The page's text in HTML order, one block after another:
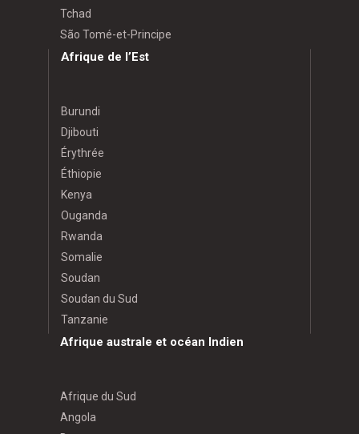
Tchad
São Tomé-et-Principe
Afrique de l’Est
Burundi
Djibouti
Érythrée
Éthiopie
Kenya
Ouganda
Rwanda
Somalie
Soudan
Soudan du Sud
Tanzanie
Afrique australe et océan Indien
Afrique du Sud
Angola